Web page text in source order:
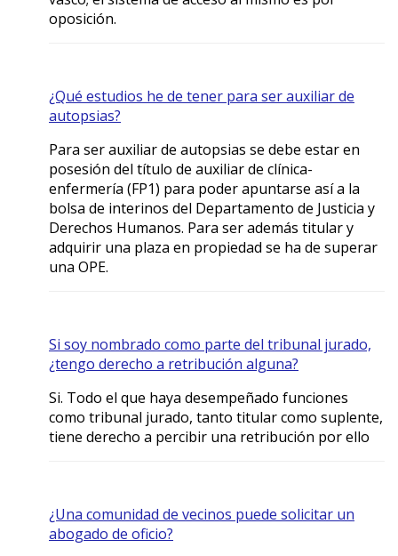
oposición.
¿Qué estudios he de tener para ser auxiliar de
autopsias?
Para ser auxiliar de autopsias se debe estar en
posesión del título de auxiliar de clínica-
enfermería (FP1) para poder apuntarse así a la
bolsa de interinos del Departamento de Justicia y
Derechos Humanos. Para ser además titular y
adquirir una plaza en propiedad se ha de superar
una OPE.
Si soy nombrado como parte del tribunal jurado,
¿tengo derecho a retribución alguna?
Si. Todo el que haya desempeñado funciones
como tribunal jurado, tanto titular como suplente,
tiene derecho a percibir una retribución por ello
¿Una comunidad de vecinos puede solicitar un
abogado de oficio?